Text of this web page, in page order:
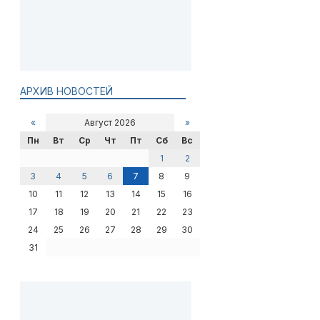
АРХИВ НОВОСТЕЙ
« Август 2026
»
Пн
Вт Ср Чт Пт Сб
Вс
1
2
3
4 5 6 7 8
9
10
11 12 13 14 15
16
17
18 19 20 21 22
23
24
25 26 27 28 29
30
31